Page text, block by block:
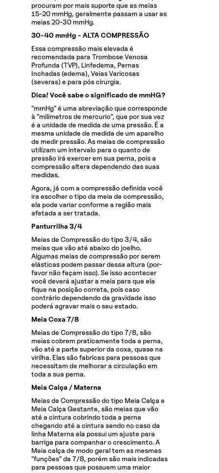
procuram por mais suporte que as meias
15-20 mmHg, geralmente passam a usar as
meias 20-30 mmHg.
30-40 mmHg - ALTA COMPRESSÃO
Essa compressão mais elevada é
recomendada para Trombose Venosa
Profunda (TVP), Linfedema, Pernas
Inchadas (edema), Veias Varicosas
(severas) e para pós cirurgia.
Dica! Você sabe o significado de mmHG?
"mmHg" é uma abreviação que corresponde
à "milimetros de mercurio", que por sua vez
é a unidade de medida de uma pressão. É a
mesma unidade de medida de um aparelho
de medir pressão. As meias de compressão
utilizam um intervalo para o quanto de
pressão irá exercer em sua perna, pois a
compressão altera dependendo das suas
medidas.
Agora, já com a compressão definida você
ira escolher o tipo da meia de compressão,
ela pode variar conforme a região mais
afetada a ser tratada.
Panturrilha 3/4
Meias de Compressão do tipo 3/4, são
meias que vão até abaixo do joelho.
Algumas meias de compressão por serem
elásticas podem passar dessa altura (por-
favor não façam isso). Se isso acontecer
você deverá ajustar a meia para que ela
fique na posição correta, pois caso
contrário dependendo da gravidade isso
poderá agravar mais o seu estado.
Meia Coxa 7/8
Meias de Compressão do tipo 7/8, são
meias cobrem praticamente toda a perna,
vão até a parte superior da coxa, quase na
virilha. Elas são fabricas para pessoas que
necessitam de melhorar a circulação em
toda a sua perna.
Meia Calça / Materna
Meias de Compressão do tipo Meia Calça e
Meia Calça Gestante, são meias que vão
até a cintura cobrindo toda a perna
chegando até a cintura sendo no caso da
linha Materna ela possui um ajuste para
barriga para companhar o crescimento. A
Meia calça de modo geral tem as mesmas
"funções" da 7/8, porém são mais indicadas
para pessoas que possuem uma maior